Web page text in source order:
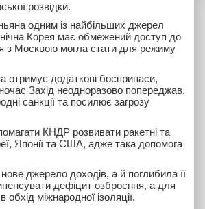
розвідки.
одним із найбільших джерел
Корея має обмежений доступ до
з Москвою могла стати для режиму
отримує додаткові боєприпаси,
Захід неодноразово попереджав,
санкції та посилює загрозу
КНДР розвивати ракетні та
Японії та США, адже така допомога
джерело доходів, а й поглибила її
дефіцит озброєння, а для
міжнародної ізоляції.